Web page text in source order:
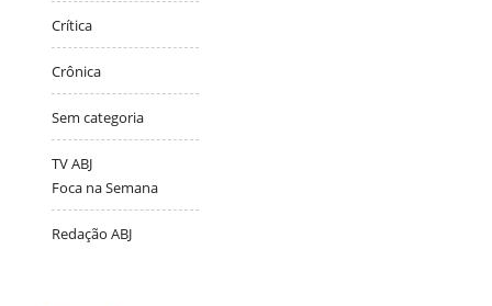
Crítica
Crônica
Sem categoria
TV ABJ
Foca na Semana
Redação ABJ